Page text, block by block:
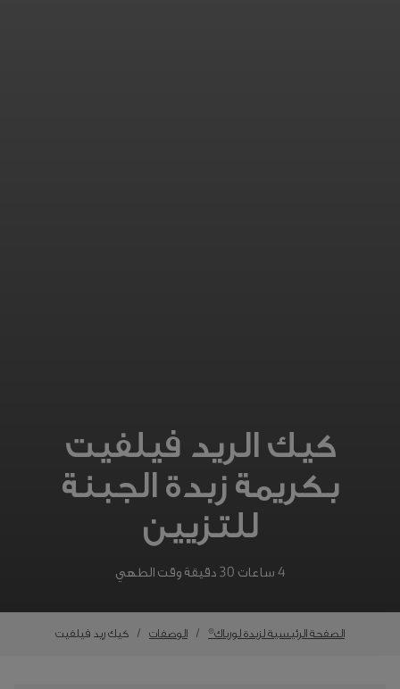
كيك الريد فيلفيت
بكريمة زبدة الجبنة
للتزيين
4 ساعات 30 دقيقة وقت الطهي
الصفحة الرئيسية لزبدة لورباك® الوصفات كيك ريد فيلفيت